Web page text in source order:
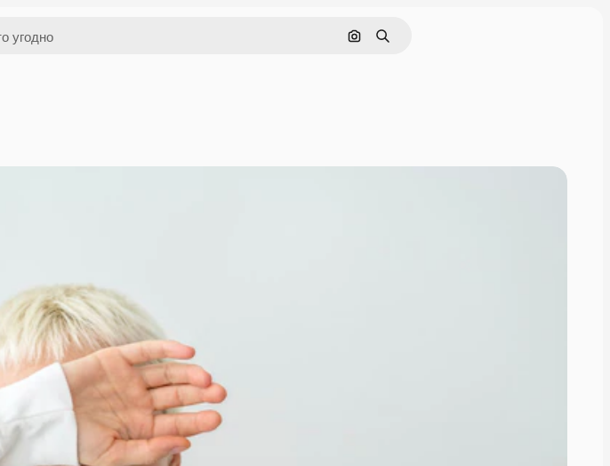
Поиск по изображению
Поиск